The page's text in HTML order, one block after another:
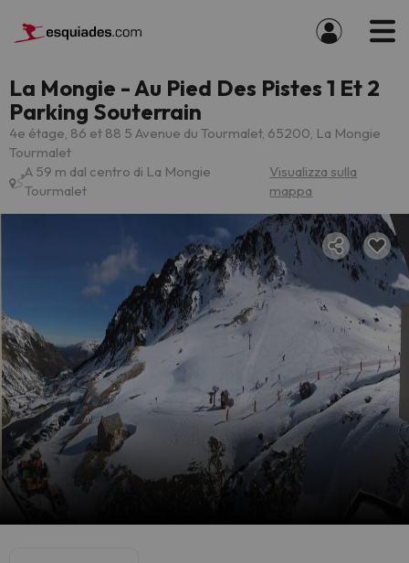
La Mongie - Au Pied Des Pistes 1 Et 2
Parking Souterrain
4e étage, 86 et 88 5 Avenue du Tourmalet, 65200, La Mongie
Tourmalet
A 59 m dal centro di La Mongie
Tourmalet
Visualizza sulla
mappa